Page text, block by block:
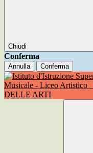
Chiudi
Conferma
Annulla Conferma
Musicale - Liceo Artistico
DELLE ARTI